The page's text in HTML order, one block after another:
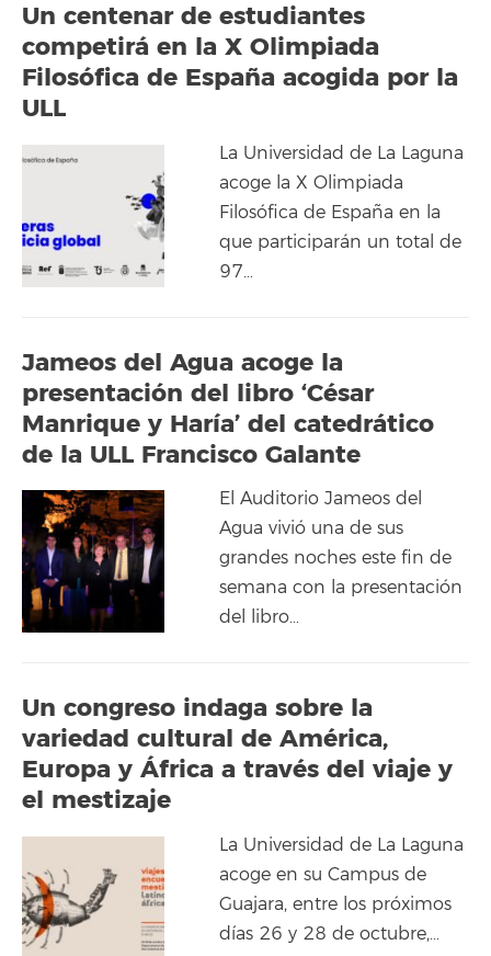
Un centenar de estudiantes
competirá en la X Olimpiada
Filosófica de España acogida por la
ULL
La Universidad de La Laguna
acoge la X Olimpiada
Filosófica de España en la
que participarán un total de
97…
Jameos del Agua acoge la
presentación del libro ‘César
Manrique y Haría’ del catedrático
de la ULL Francisco Galante
El Auditorio Jameos del
Agua vivió una de sus
grandes noches este fin de
semana con la presentación
del libro…
Un congreso indaga sobre la
variedad cultural de América,
Europa y África a través del viaje y
el mestizaje
La Universidad de La Laguna
acoge en su Campus de
Guajara, entre los próximos
días 26 y 28 de octubre,…